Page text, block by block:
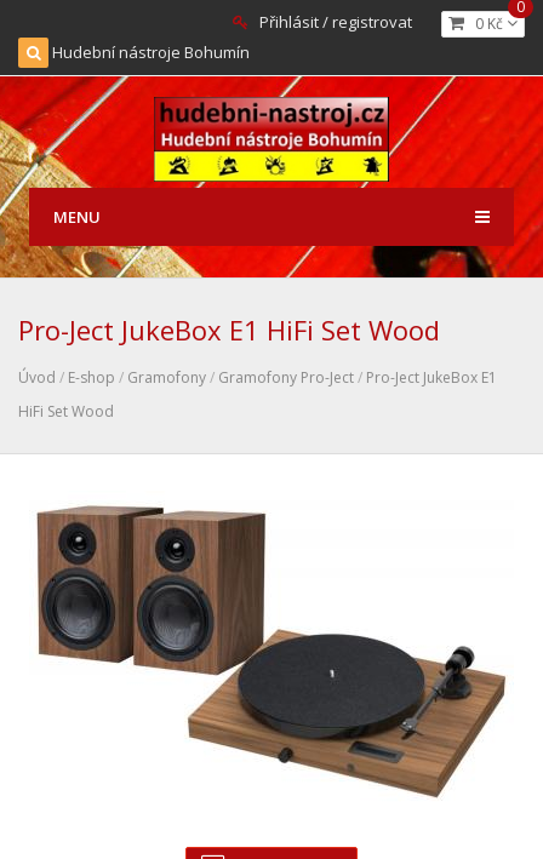
0 Kč
0
Přihlásit / registrovat
Hudební nástroje Bohumín
MENU
Pro-Ject JukeBox E1 HiFi Set Wood
Úvod / E-shop / Gramofony/ Gramofony Pro-Ject/ Pro-Ject JukeBox E1
HiFi Set Wood